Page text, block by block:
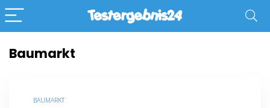
Baumarkt
BAUMARKT